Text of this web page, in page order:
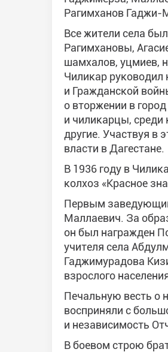
Рагимханов
Все жители села
Рагимхановы,
шамхалов, уцмиев,
Чиликар
и Гражданской
о вторжении в
и чиликарцы,
другие. Участвуя в
власти в Дагестане.
В 1936 году в
колхоз «Красное
Первым
Маллаевич. За
он был награжден
учителя села
Гаджимурадова
взрослого
Печальную весть о
восприняли с
и независимость
В боевом строю